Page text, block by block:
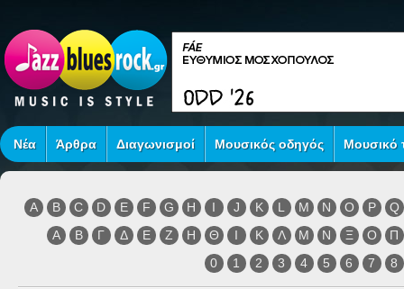
Νέα Άρθρα Διαγωνισμοί Μουσικός οδηγός Μουσικό
A B C D E F G H I J K L M N O P
Q
Α
Β Γ Δ Ε Ζ Η Θ Ι Κ Λ Μ Ν Ξ Ο
Π
0
1 2 3 4 5 6 7 8